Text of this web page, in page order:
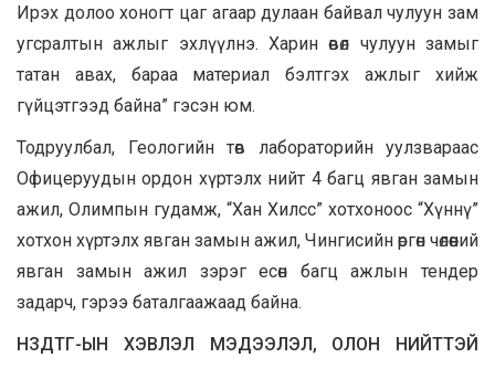
Ирэх долоо хоногт цаг агаар дулаан байвал чулуун зам
угсралтын ажлыг эхлүүлнэ. Харин өвөл чулуун замыг
татан авах, бараа материал бэлтгэх ажлыг хийж
гүйцэтгээд байна” гэсэн юм.
Тодруулбал, Геологийн төв лабораторийн уулзвараас
Офицеруудын ордон хүртэлх нийт 4 багц явган замын
ажил, Олимпын гудамж, “Хан Хилсс” хотхоноос “Хүннү”
хотхон хүртэлх явган замын ажил, Чингисийн өргөн чөлөөний
явган замын ажил зэрэг есөн багц ажлын тендер
задарч, гэрээ баталгаажаад байна.
НЗДТГ-ЫН ХЭВЛЭЛ МЭДЭЭЛЭЛ, ОЛОН НИЙТТЭЙ